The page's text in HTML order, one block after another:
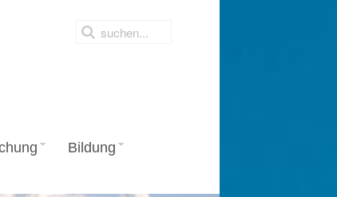
Bildung